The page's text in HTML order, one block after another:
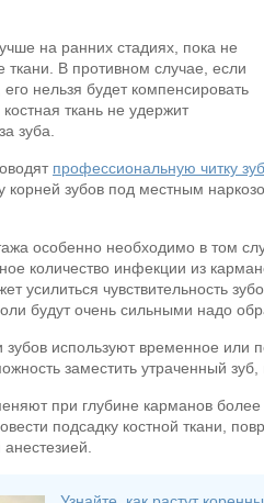
на ранних стадиях, пока не
В противном случае, если
нельзя будет компенсировать
ткань не удержит
зуба.
профессиональную читку
корней зубов под местным
особенно необходимо в том
количество инфекции из
усилиться чувствительность
будут очень сильными надо
используют временное или
заместить утраченный
при глубине карманов
подсадку костной ткани,